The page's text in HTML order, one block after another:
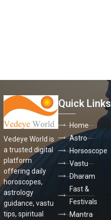
Vedeye World is
a trusted digital
platform
offering daily
horoscopes,
astrology
guidance, vastu
tips, spiritual
Quick Links
Home
Astro
Horsoscope
Vastu
Dharam
Fast &
Festivals
Mantra